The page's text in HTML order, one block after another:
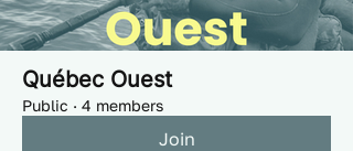
Québec Ouest
Public · 4 members
Join